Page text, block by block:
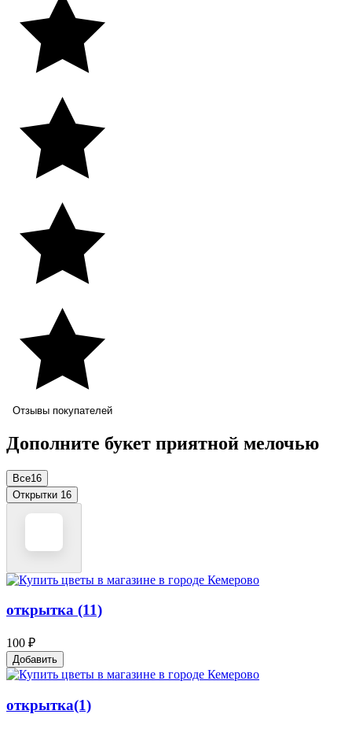
Отзывы покупателей
Дополните букет приятной мелочью
Все16
Открытки 16
открытка (11)
100 ₽
Добавить
открытка(1)